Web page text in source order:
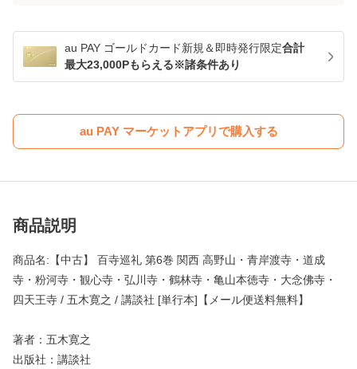
au PAY ゴールドカード新規＆即時発行限定合計
最大23,000Pもらえる※諸条件あり
au PAY マーケットアプリで購入する
商品説明
商品名:【中古】 百寺巡礼 第6巻 関西 高野山・青岸渡寺・道成
寺・粉河寺・観心寺・弘川寺・鶴林寺・亀山本徳寺・大念佛寺・
四天王寺 / 五木寛之 / 講談社 [単行本]【メール便送料無料】
著者：五木寛之
出版社：講談社